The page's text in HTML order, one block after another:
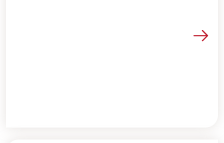
Voir les détails de la